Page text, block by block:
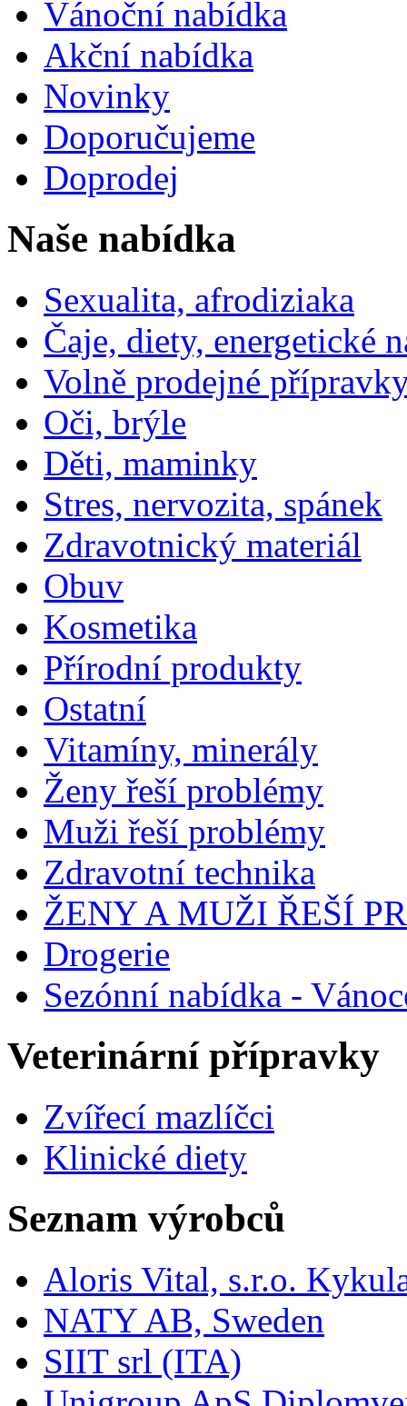
Vánoční nabídka
Akční nabídka
Novinky
Doporučujeme
Doprodej
Naše nabídka
Sexualita, afrodiziaka
Čaje, diety, energetické
Volně prodejné
Oči, brýle
Děti, maminky
Stres, nervozita, spánek
Zdravotnický materiál
Obuv
Kosmetika
Přírodní produkty
Ostatní
Vitamíny, minerály
Ženy řeší problémy
Muži řeší problémy
Zdravotní technika
ŽENY A MUŽI ŘEŠÍ
Drogerie
Sezónní nabídka -
Veterinární přípravky
Zvířecí mazlíčci
Klinické diety
Seznam výrobců
Aloris Vital, s.r.o.
NATY AB, Sweden
SIIT srl (ITA)